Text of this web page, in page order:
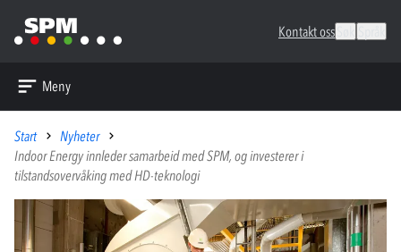
Kontakt oss
Meny
Start
Nyheter
Indoor Energy innleder samarbeid med SPM, og investerer i
tilstandsovervåking med HD-teknologi